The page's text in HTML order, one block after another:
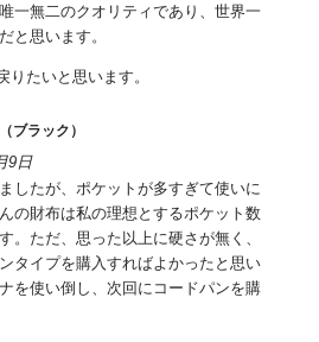
一無二のクオリティであり、世界一
と思います。
りたいと思います。
ブラック）
9日
したが、ポケットが多すぎて使いに
の財布は私の理想とするポケット数
。ただ、思った以上に硬さが無く、
タイプを購入すればよかったと思い
を使い倒し、次回にコードパンを購